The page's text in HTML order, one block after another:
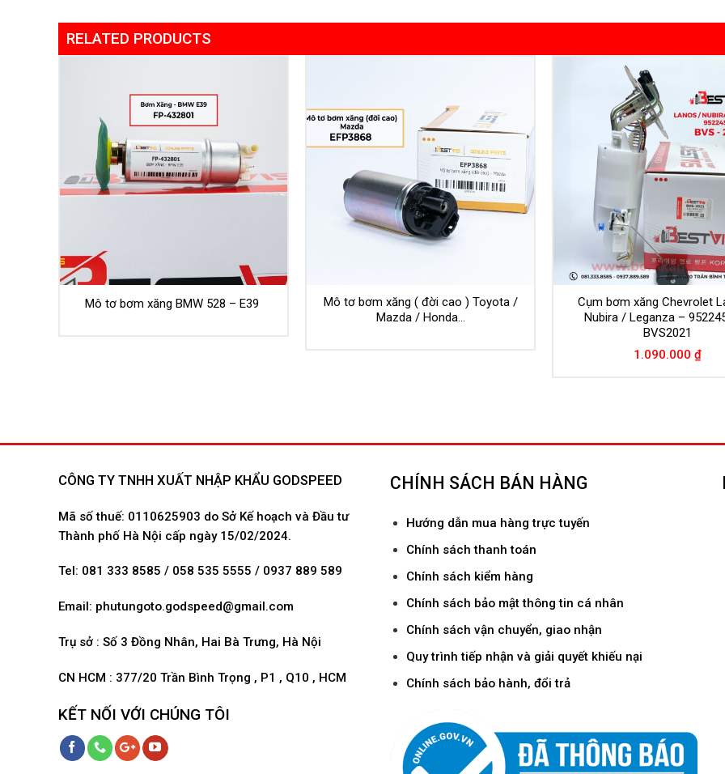
RELATED PRODUCTS
Mô tơ bơm xăng BMW 528 – E39
Mô tơ bơm xăng ( đời cao ) Toyota /
Mazda / Honda…
Cụm bơm xăng Chevrolet
Nubira / Leganza –
BVS2021
1.090.000 ₫
CÔNG TY TNHH XUẤT NHẬP KHẨU GODSPEED
Mã số thuế: 0110625903 do Sở Kế hoạch và Đầu tư
Thành phố Hà Nội cấp ngày 15/02/2024.
Tel: 081 333 8585 / 058 535 5555 / 0937 889 589
Email: phutungoto.godspeed@gmail.com
Trụ sở : Số 3 Đồng Nhân, Hai Bà Trưng, Hà Nội
CN HCM : 377/20 Trần Bình Trọng , P1 , Q10 , HCM
KẾT NỐI VỚI CHÚNG TÔI
CHÍNH SÁCH BÁN HÀNG
Hướng dẫn mua hàng trực tuyến
Chính sách thanh toán
Chính sách kiểm hàng
Chính sách bảo mật thông tin cá nhân
Chính sách vận chuyển, giao nhận
Quy trình tiếp nhận và giải quyết khiếu nại
Chính sách bảo hành, đổi trả